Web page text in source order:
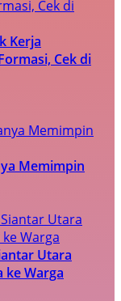
Kerja
Cek di
Memimpin
Utara
ke Warga